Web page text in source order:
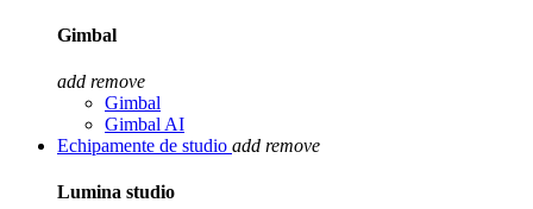
Gimbal
add remove
Gimbal
Gimbal AI
Echipamente de studio add remove
Lumina studio